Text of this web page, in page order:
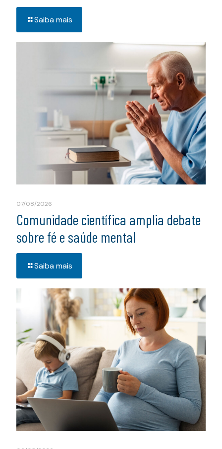
Saiba mais
07/08/2026
Comunidade científica amplia debate
sobre fé e saúde mental
Saiba mais